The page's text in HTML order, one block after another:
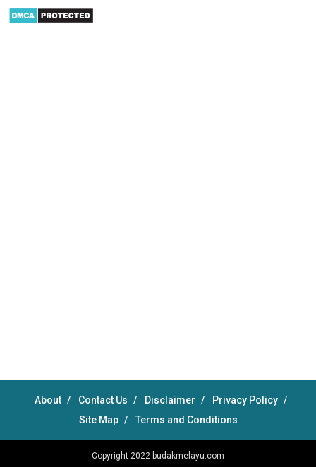
About Contact Us Disclaimer
Privacy Policy
Site Map
Terms and Conditions
Copyright 2022 budakmelayu.com